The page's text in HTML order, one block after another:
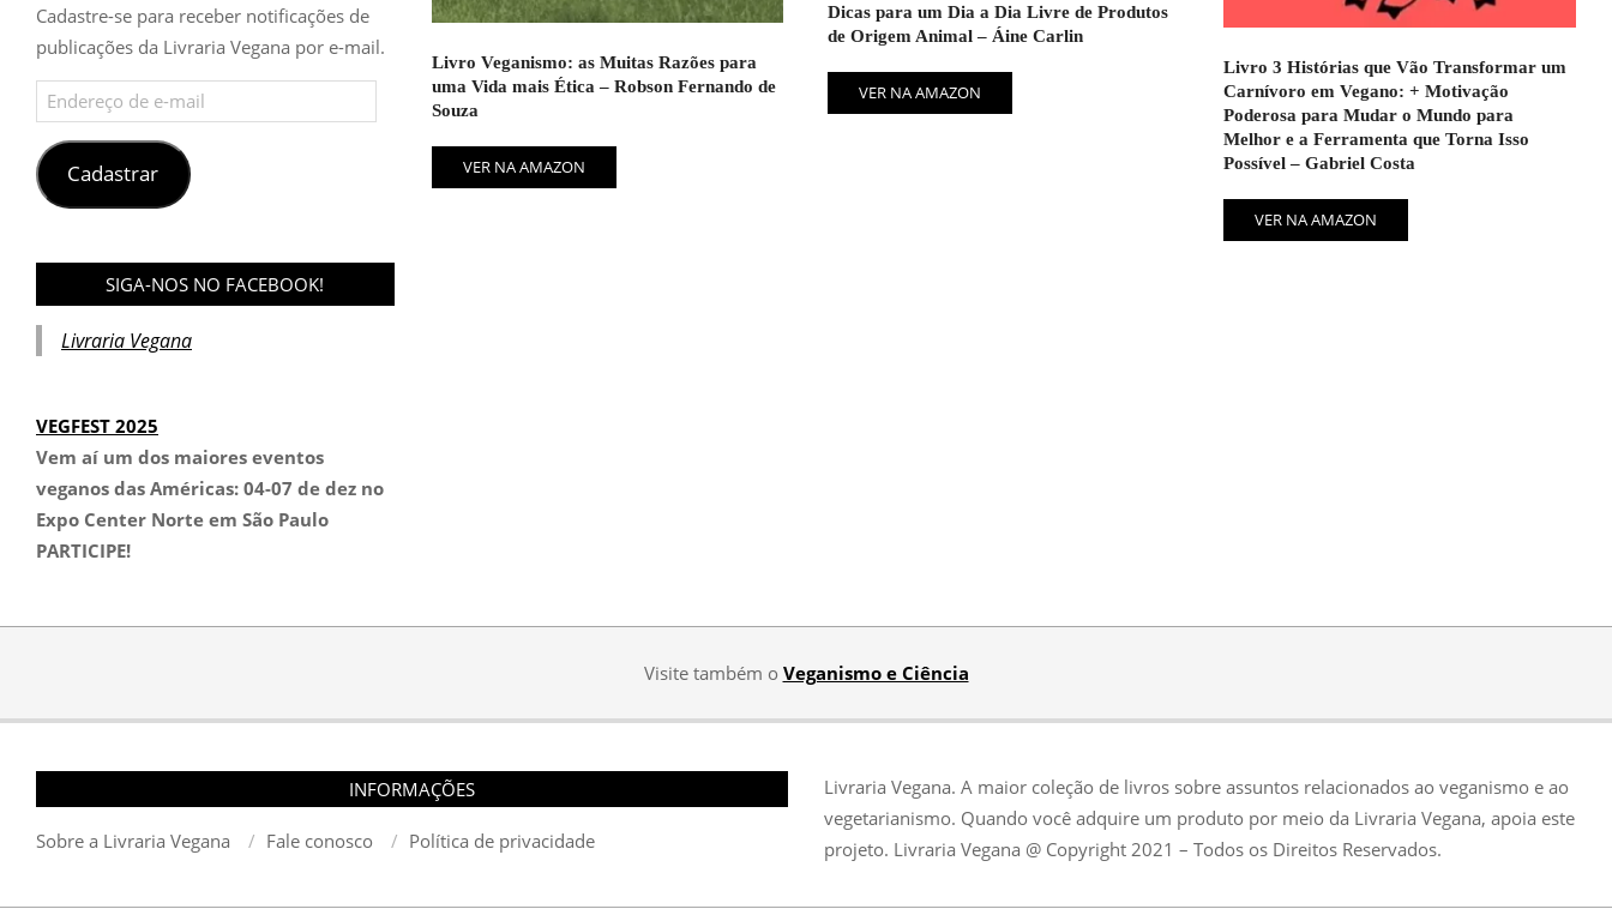
Livro Veganismo: as Muitas Razões para
uma Vida mais Ética – Robson Fernando de
Souza
VER NA AMAZON
Dicas para um Dia a Dia Livre de Produtos
de Origem Animal – Áine Carlin
VER NA AMAZON
Livro 3 Histórias que Vão Transformar um
Carnívoro em Vegano: + Motivação
Poderosa para Mudar o Mundo para
Melhor e a Ferramenta que Torna Isso
Possível – Gabriel Costa
VER NA AMAZON
Cadastre-se para receber notificações de
publicações da Livraria Vegana por e-mail.
Endereço
de
e-
mailCadastrar
SIGA-NOS NO FACEBOOK!
Livraria Vegana
VEGFEST 2025
Vem aí um dos maiores eventos
veganos das Américas: 04-07 de dez no
Expo Center Norte em São Paulo
PARTICIPE!
Visite também o Veganismo e Ciência
INFORMAÇÕES
Sobre a Livraria Vegana Fale conosco Política de privacidade
Livraria Vegana. A maior coleção de livros sobre assuntos relacionados ao veganismo e ao
vegetarianismo. Quando você adquire um produto por meio da Livraria Vegana, apoia este
projeto. Livraria Vegana @ Copyright 2021 – Todos os Direitos Reservados.